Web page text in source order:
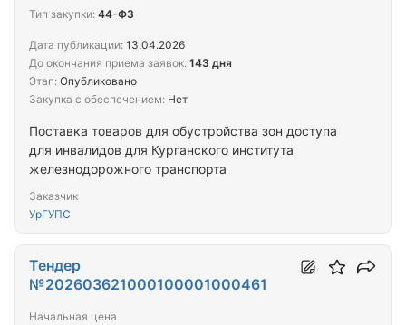
Поставка товаров для обустройства зон доступа
для инвалидов для Курганского института
железнодорожного транспорта
Заказчик
УрГУПС
Тип закупки: 44-ФЗ
Дата публикации: 13.04.2026
До окончания приема заявок: 143 дня
Этап: Опубликовано
Закупка с обеспечением: Нет
Тендер
№202603621000100001000461
Начальная цена